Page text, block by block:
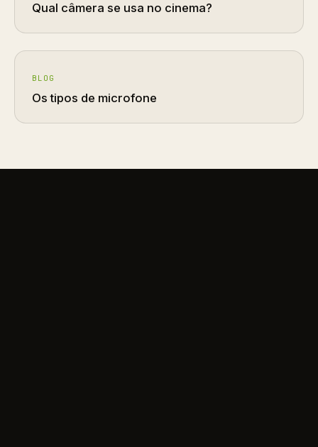
Qual câmera se usa no cinema?
BLOG
Os tipos de microfone